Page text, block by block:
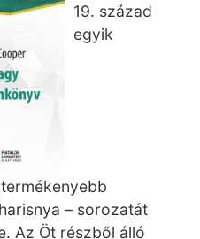
19. század
egyik
– sorozatát
Az Öt részből álló